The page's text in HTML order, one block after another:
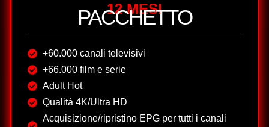
12 MESI
PACCHETTO
+60.000 canali televisivi
+66.000 film e serie
Adult Hot
Qualità 4K/Ultra HD
Acquisizione/ripristino EPG per tutti i canali